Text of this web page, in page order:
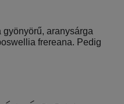
aranysárga
frereana. Pedig